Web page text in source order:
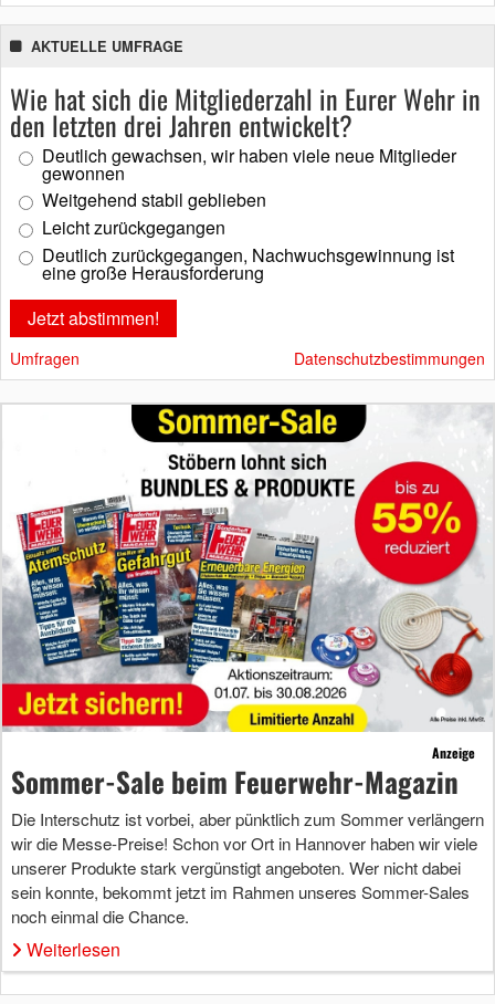
AKTUELLE UMFRAGE
Wie hat sich die Mitgliederzahl in Eurer Wehr in
den letzten drei Jahren entwickelt?
Deutlich gewachsen, wir haben viele neue Mitglieder
gewonnen
Weitgehend stabil geblieben
Leicht zurückgegangen
Deutlich zurückgegangen, Nachwuchsgewinnung ist
eine große Herausforderung
Umfragen Datenschutzbestimmungen
Anzeige
Sommer-Sale beim Feuerwehr-Magazin
Die Interschutz ist vorbei, aber pünktlich zum Sommer verlängern
wir die Messe-Preise! Schon vor Ort in Hannover haben wir viele
unserer Produkte stark vergünstigt angeboten. Wer nicht dabei
sein konnte, bekommt jetzt im Rahmen unseres Sommer-Sales
noch einmal die Chance.
Weiterlesen